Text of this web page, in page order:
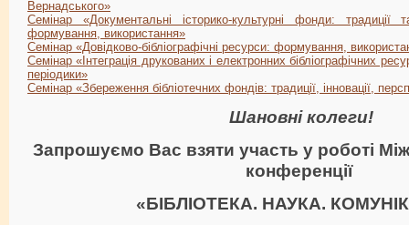
Вернадського»
Семінар «Документальні історико-культурні фонди: традиції
формування, використання»
Семінар «Довідково-бібліографічні ресурси: формування,
Семінар «Інтеграція друкованих і електронних бібліографічних
періодики»
Cемінар «Збереження бібліотечних фондів: традиції, інновації,
Шановні колеги!
Запрошуємо Вас взяти участь у роботі
конференції
«БІБЛІОТЕКА. НАУКА.